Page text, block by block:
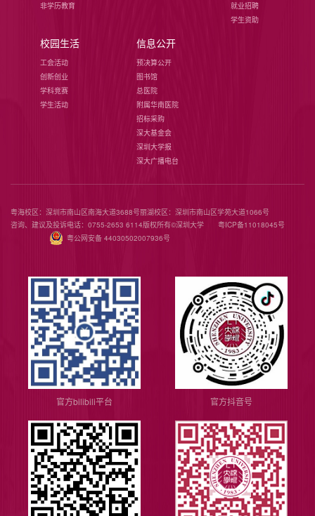
非学历教育
就业招聘
学生资助
校园生活
工会活动
创新创业
学科竞赛
学生活动
信息公开
预决算公开
图书馆
总医院
附属华南医院
招标采购
深大基金会
深圳大学报
深大广播电台
粤海校区：深圳市南山区南海大道3688号丽湖校区：深圳市南山区学苑大道1066号
咨询、建议及投诉电话：0755-2653 6114版权所有©️深圳大学 粤ICP备11018045号
粤公网安备 44030502007936号
官方bilibili平台 官方抖音号